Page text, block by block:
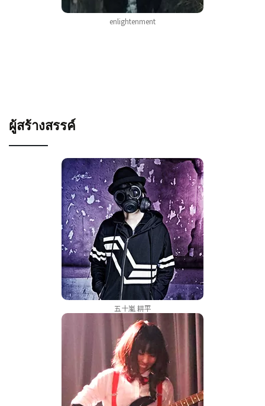
enlightenment
ผู้สร้างสรรค์
五十嵐 耕平